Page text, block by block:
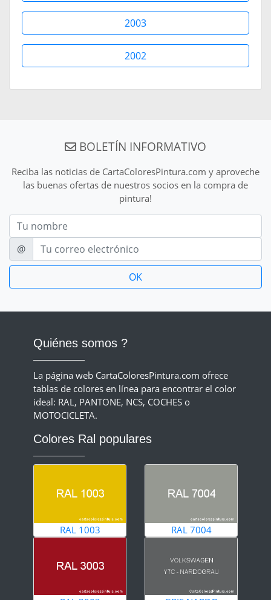
2003
2002
BOLETÍN INFORMATIVO
Reciba las noticias de CartaColoresPintura.com y aproveche
las buenas ofertas de nuestros socios en la compra de
pintura!
Nom
E-mail
@
Quiénes somos ?
La página web CartaColoresPintura.com ofrece
tablas de colores en línea para encontrar el color
ideal: RAL, PANTONE, NCS, COCHES o
MOTOCICLETA.
Colores Ral populares
RAL 1003 RAL 7004